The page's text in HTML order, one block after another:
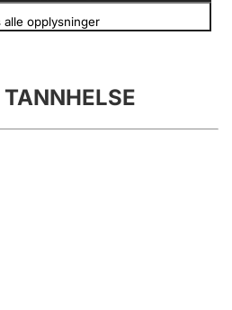
alle opplysninger